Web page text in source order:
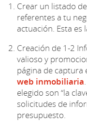
Crear un listado
referentes a tu
actuación. Esta
Creación de 1-2
valioso y
página de captura
web inmobiliaria
elegido son “la
solicitudes de
presupuesto.